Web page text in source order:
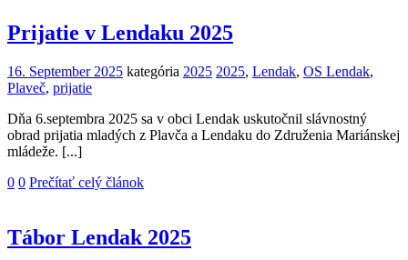
Prijatie v Lendaku 2025
16. September 2025 kategória 2025 2025, Lendak, OS Lendak,
Plaveč, prijatie
Dňa 6.septembra 2025 sa v obci Lendak uskutočnil slávnostný
obrad prijatia mladých z Plavča a Lendaku do Združenia Mariánskej
mládeže. [...]
0 0 Prečítať celý článok
Tábor Lendak 2025